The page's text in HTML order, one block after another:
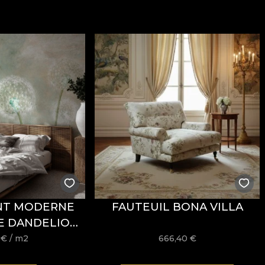
sophistiquée, pensé pour des intérieurs où le
de propriétés Fire Retardant
, ce qui le rend adapté
Standard 100 etREACH
résistance à l’usure, avec 60.000 rubsau test
ainsi que par sa conformité au test
sans blanchiment, sans essorage par torsion, sans
MODERNE
DANDELION
VLADILA
€ / m2
FAUTEUIL BONA VILLA
666,40 €